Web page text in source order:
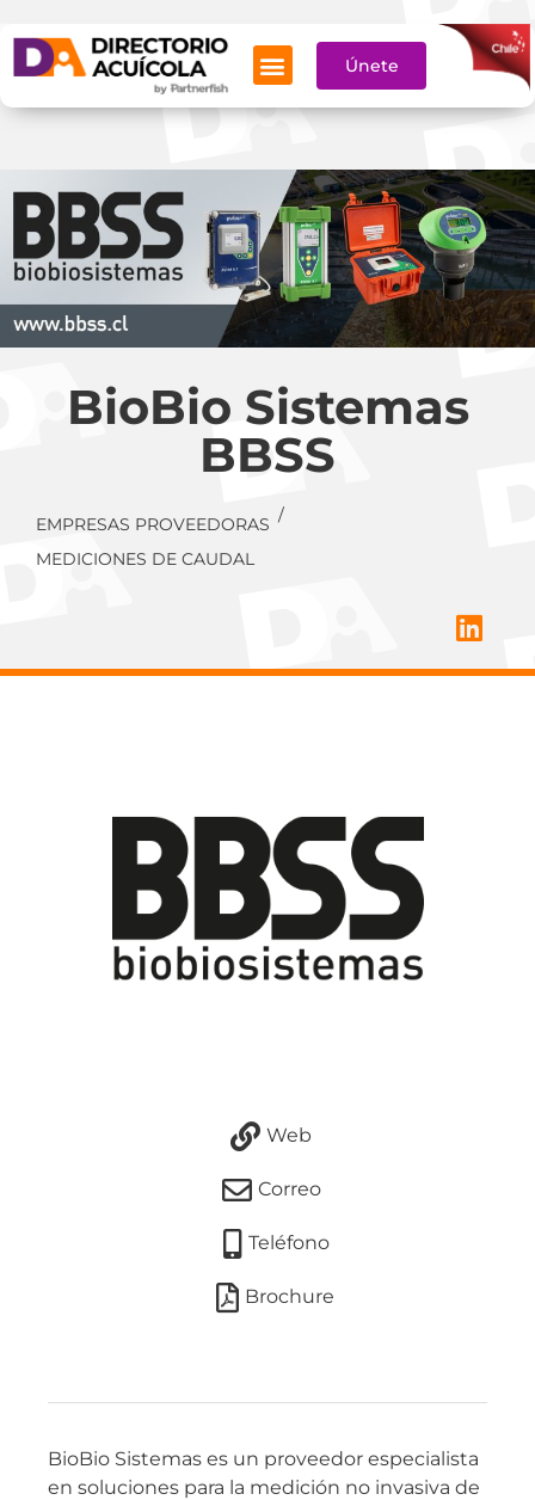
Únete Aquí
BioBio Sistemas
BBSS
EMPRESAS PROVEEDORAS /
MEDICIONES DE CAUDAL
Web
Correo
Teléfono
Brochure
BioBio Sistemas es un proveedor especialista
en soluciones para la medición no invasiva de